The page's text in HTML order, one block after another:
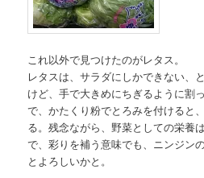
これ以外で見つけたのがレタス。
レタスは、サラダにしかできない、
けど、手で大きめにちぎるように割
で、かたくり粉でとろみを付けると
る。残念ながら、野菜としての栄養
で、彩りを補う意味でも、ニンジン
とよろしいかと。